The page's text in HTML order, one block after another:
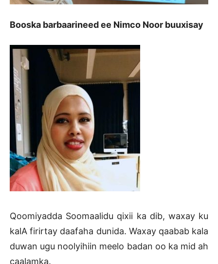
Booska barbaarineed ee Nimco Noor buuxisay
Qoomiyadda Soomaalidu qixii ka dib, waxay ku
kalA firirtay daafaha dunida. Waxay qaabab kala
duwan ugu noolyihiin meelo badan oo ka mid ah
caalamka.